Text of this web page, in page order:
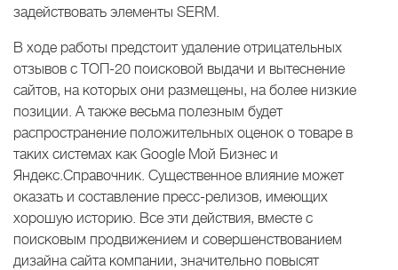
задействовать элементы SERM.
В ходе работы предстоит удаление отрицательных
отзывов с ТОП-20 поисковой выдачи и вытеснение
сайтов, на которых они размещены, на более низкие
позиции. А также весьма полезным будет
распространение положительных оценок о товаре в
таких системах как Google Мой Бизнес и
Яндекс.Справочник. Существенное влияние может
оказать и составление пресс-релизов, имеющих
хорошую историю. Все эти действия, вместе с
поисковым продвижением и совершенствованием
дизайна сайта компании, значительно повысят